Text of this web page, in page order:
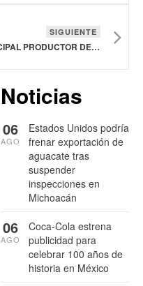
SIGUIENTE
NIGERIA SE CONVIERTE EN EL PRINCIPAL PRODUCTOR DE CARNE DE CERDO DE ÁFRICA
Noticias
Estados Unidos podría
frenar exportación de
aguacate tras
suspender
inspecciones en
Michoacán
06
AGO
Coca-Cola estrena
publicidad para
celebrar 100 años de
historia en México
06
AGO